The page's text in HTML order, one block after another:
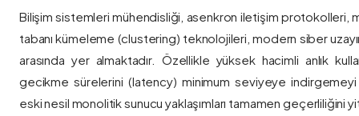
Bilişim sistemleri mühendisliği, asenkron iletişim protokolleri,
tabanı kümeleme (clustering) teknolojileri, modern siber
arasında yer almaktadır. Özellikle yüksek hacimli anlık
gecikme sürelerini (latency) minimum seviyeye
eski nesil monolitik sunucu yaklaşımları tamamen geçerliliğini